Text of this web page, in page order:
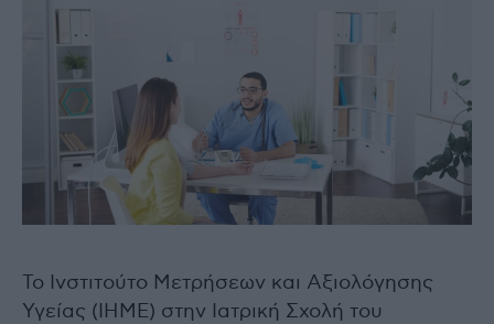
Το Ινστιτούτο Μετρήσεων και Αξιολόγησης
Υγείας (IHME) στην Ιατρική Σχολή του